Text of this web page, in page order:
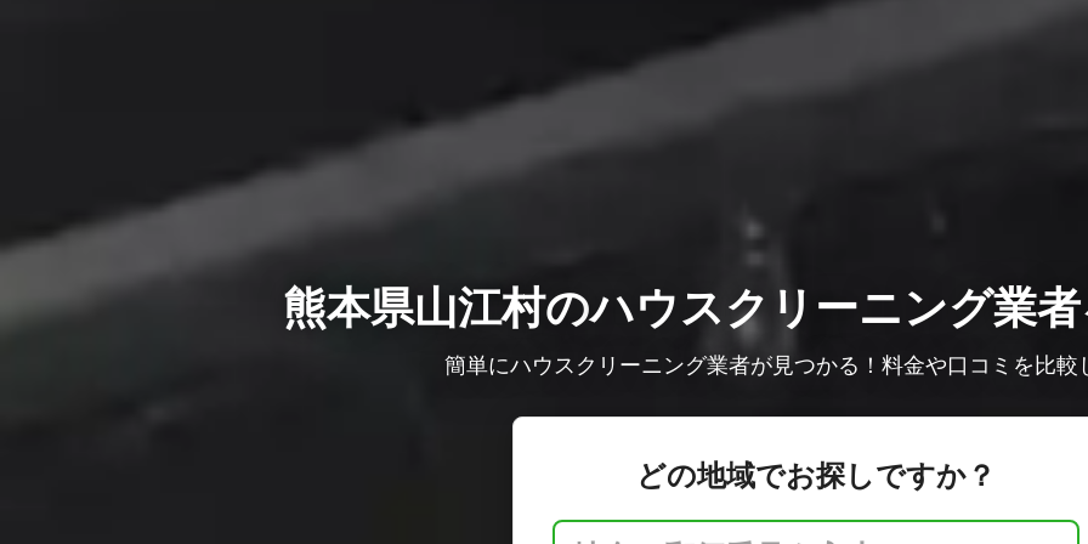
熊本県山江村のハウスクリーニング業
簡単にハウスクリーニング業者が見つかる！料金や口コミを比較
どの地域でお探しですか？